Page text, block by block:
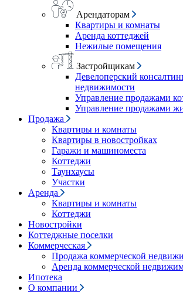
Арендаторам
Квартиры и комнаты
Аренда коттеджей
Нежилые помещения
Застройщикам
Девелоперский
недвижимости
Управление продажами
Управление продажами
Продажа
Квартиры и комнаты
Квартиры в новостройках
Гаражи и машиноместа
Коттеджи
Таунхаусы
Участки
Аренда
Квартиры и комнаты
Коттеджи
Новостройки
Коттеджные поселки
Коммерческая
Продажа коммерческой
Аренда коммерческой
Ипотека
О компании